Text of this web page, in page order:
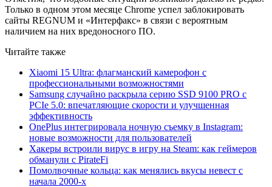
Только в одном этом месяце Chrome успел заблокировать
сайты REGNUM и «Интерфакс» в связи с вероятным
наличием на них вредоносного ПО.
Читайте также
Xiaomi 15 Ultra: флагманский камерофон с
профессиональными возможностями
Samsung случайно раскрыла серию SSD 9100 PRO с
PCIe 5.0: впечатляющие скорости и улучшенная
эффективность
OnePlus интегрировала ночную съемку в Instagram:
новые возможности для пользователей
Хакеры встроили вирус в игру на Steam: как геймеров
обманули с PirateFi
Помолвочные кольца: как менялись вкусы невест с
начала 2000-х